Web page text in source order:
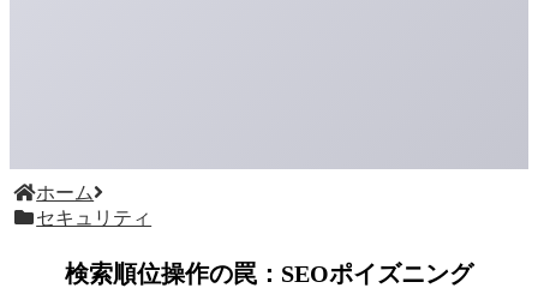
ホーム
セキュリティ
検索順位操作の罠：SEOポイズニング